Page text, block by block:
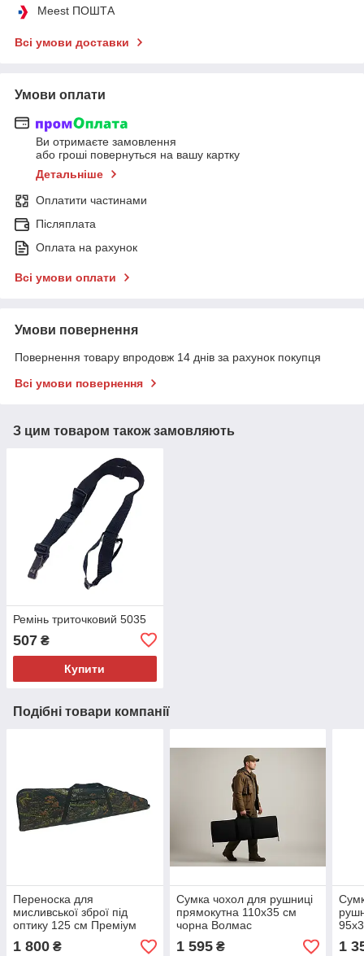
Meest ПОШТА
Всі умови доставки
Умови оплати
Ви отримаєте замовлення
або гроші повернуться на вашу картку
Детальніше
Оплатити частинами
Післяплата
Оплата на рахунок
Всі умови оплати
Умови повернення
Повернення товару впродовж 14 днів за рахунок покупця
Всі умови повернення
З цим товаром також замовляють
Ремінь триточковий 5035
507 ₴
Купити
Подібні товари компанії
Переноска для
мисливської зброї під
оптику 125 см Преміум
дуб
1 800 ₴
Сумка чохол для рушниці
прямокутна 110х35 см
чорна Волмас
1 595₴ 1